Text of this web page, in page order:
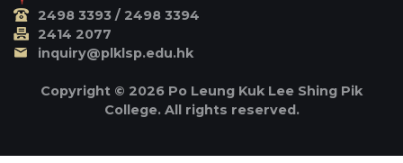
2498 3393 / 2498 3394
2414 2077
inquiry@plklsp.edu.hk
Copyright © 2026 Po Leung Kuk Lee Shing Pik
College. All rights reserved.